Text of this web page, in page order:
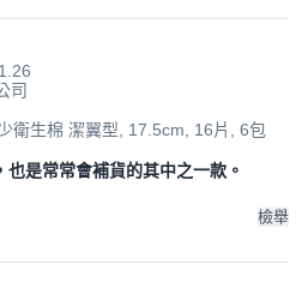
司
衛生棉 潔翼型, 17.5cm, 16片, 6包
是常常會補貨的其中之一款。
檢舉